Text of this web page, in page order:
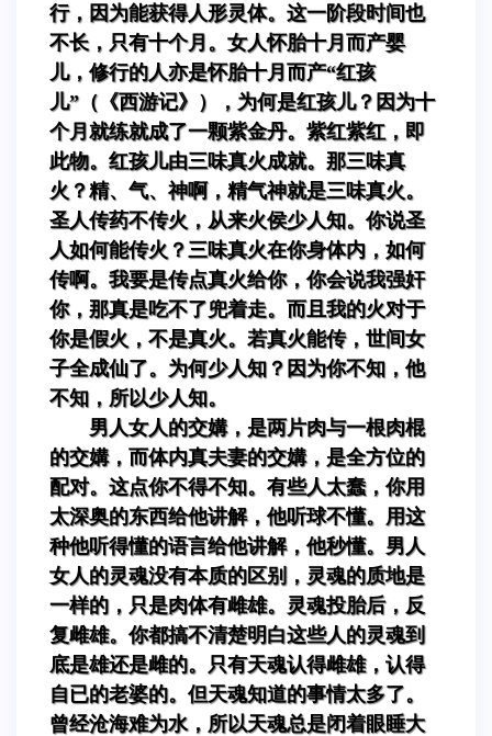
行，因为能获得人形灵体。这一阶段时间也
不长，只有十个月。女人怀胎十月而产婴
儿，修行的人亦是怀胎十月而产“红孩
儿”（《西游记》），为何是红孩儿？因为十
个月就练就成了一颗紫金丹。紫红紫红，即
此物。红孩儿由三味真火成就。那三味真
火？精、气、神啊，精气神就是三味真火。
圣人传药不传火，从来火侯少人知。你说圣
人如何能传火？三味真火在你身体内，如何
传啊。我要是传点真火给你，你会说我强奸
你，那真是吃不了兜着走。而且我的火对于
你是假火，不是真火。若真火能传，世间女
子全成仙了。为何少人知？因为你不知，他
不知，所以少人知。
男人女人的交媾，是两片肉与一根肉棍
的交媾，而体内真夫妻的交媾，是全方位的
配对。这点你不得不知。有些人太蠢，你用
太深奥的东西给他讲解，他听球不懂。用这
种他听得懂的语言给他讲解，他秒懂。男人
女人的灵魂没有本质的区别，灵魂的质地是
一样的，只是肉体有雌雄。灵魂投胎后，反
复雌雄。你都搞不清楚明白这些人的灵魂到
底是雄还是雌的。只有天魂认得雌雄，认得
自已的老婆的。但天魂知道的事情太多了。
曾经沧海难为水，所以天魂总是闭着眼睡大